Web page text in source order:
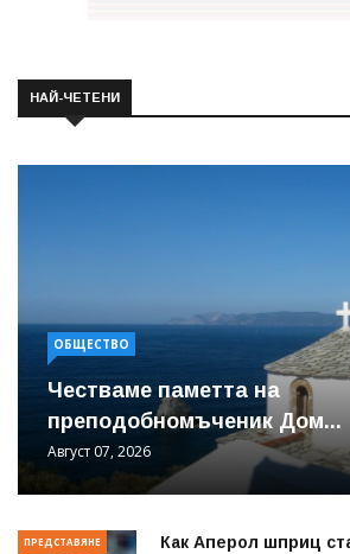
НАЙ-ЧЕТЕНИ
ОБЩЕСТВО
Честваме паметта на
преподобномъченик Дом...
Август 07, 2026
ПРЕДСТАВЯНЕ
Как Аперол шприц